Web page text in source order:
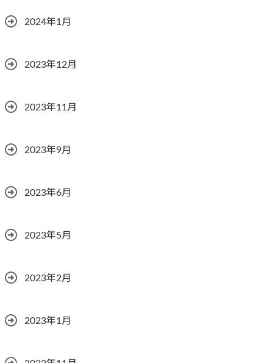
2024年1月
2023年12月
2023年11月
2023年9月
2023年6月
2023年5月
2023年2月
2023年1月